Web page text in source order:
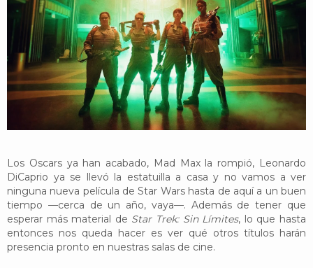
Los Oscars ya han acabado, Mad Max la rompió, Leonardo
DiCaprio ya se llevó la estatuilla a casa y no vamos a ver
ninguna nueva película de Star Wars hasta de aquí a un buen
tiempo —cerca de un año, vaya—. Además de tener que
esperar más material de Star Trek: Sin Límites, lo que hasta
entonces nos queda hacer es ver qué otros títulos harán
presencia pronto en nuestras salas de cine.
YouTube
Twitter
Foro